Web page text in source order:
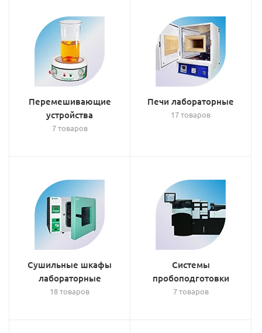
Перемешивающие
устройства
7 товаров
Печи лабораторные
17 товаров
Сушильные шкафы
лабораторные
18 товаров
Системы
пробоподготовки
7 товаров